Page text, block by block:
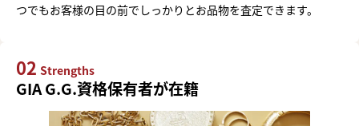
つでもお客様の目の前でしっかりとお品物を査定できます。
02 Strengths
GIA G.G.資格保有者が在籍